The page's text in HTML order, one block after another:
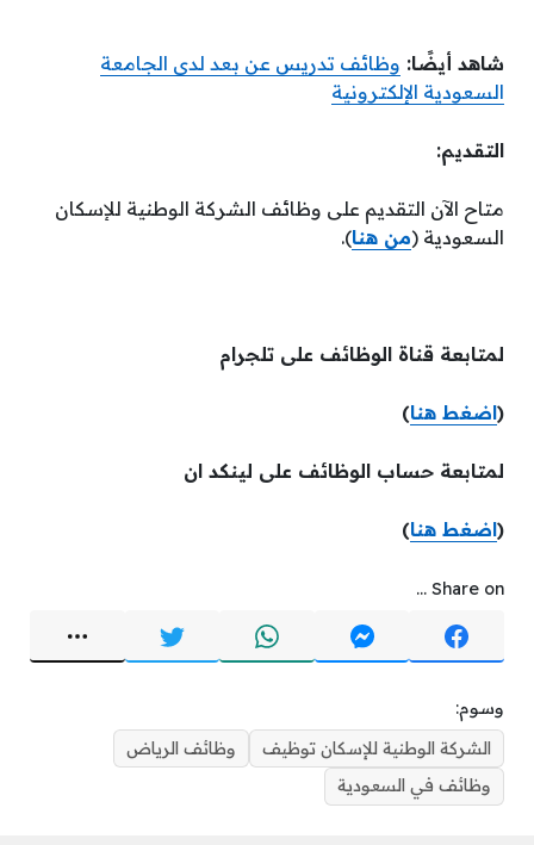
شاهد أيضًا: وظائف تدريس عن بعد لدى الجامعة
السعودية الإلكترونية
التقديم:
متاح الآن التقديم على وظائف الشركة الوطنية للإسكان
السعودية (من هنا).
لمتابعة قناة الوظائف على تلجرام
(اضغط هنا)
لمتابعة حساب الوظائف على لينكد ان
(اضغط هنا)
Share on ...
وسوم:
الشركة الوطنية للإسكان توظيف
وظائف الرياض
وظائف في السعودية